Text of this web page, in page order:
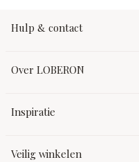
Hulp & contact
Over LOBERON
Inspiratie
Veilig winkelen